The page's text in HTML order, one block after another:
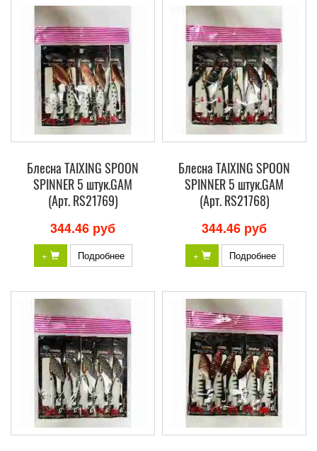
Блесна TAIXING SPOON
SPINNER 5 штук.GAM
(Арт. RS21769)
344.46 руб
+ Подробнее
Блесна TAIXING SPOON
SPINNER 5 штук.GAM
(Арт. RS21768)
344.46 руб
+ Подробнее